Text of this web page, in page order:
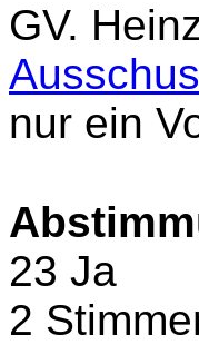
GV.
nur ein
23 Ja
2